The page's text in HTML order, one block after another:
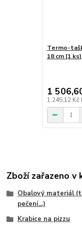
Termo-
18 cm [1
1
1 245,12 Kč
Zboží zařazeno v
Obalový materiál
pečení...)
Krabice na pizzu